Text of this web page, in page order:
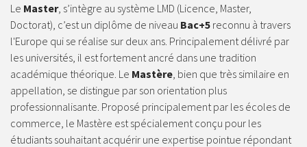
Le Master, s’intègre au système LMD (Licence, Master,
Doctorat), c’est un diplôme de niveau Bac+5 reconnu à travers
l'Europe qui se réalise sur deux ans. Principalement délivré par
les universités, il est fortement ancré dans une tradition
académique théorique. Le Mastère , bien que très similaire en
appellation, se distingue par son orientation plus
professionnalisante. Proposé principalement par les écoles de
commerce, le Mastère est spécialement conçu pour les
étudiants souhaitant acquérir une expertise pointue répondant